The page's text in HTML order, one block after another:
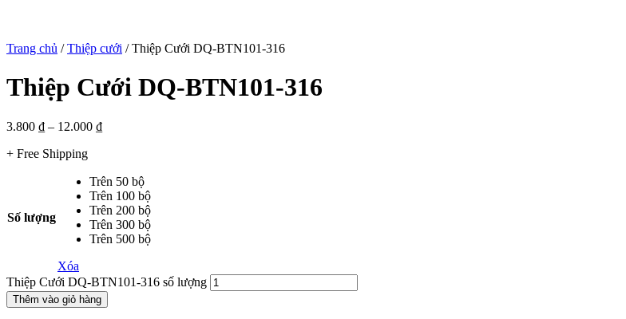
Trang chủ /Thiệp cưới / Thiệp Cưới DQ-BTN101-316
Thiệp Cưới DQ-BTN101-316
3.800 ₫ – 12.000 ₫
+ Free Shipping
Số lượng
Trên 50 bộ
Trên 100 bộ
Trên 200 bộ
Trên 300 bộ
Trên 500 bộ
Xóa
Thiệp Cưới DQ-BTN101-316 số lượng
Thêm vào giỏ hàng